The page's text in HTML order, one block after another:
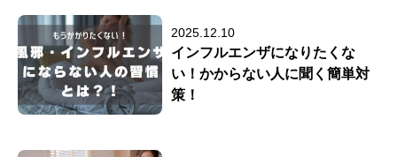
2025.12.10
インフルエンザになりたくな
い！かからない人に聞く簡単対
策！